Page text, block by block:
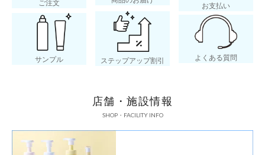
ご注文 お支払い
サンプル ステップアップ割引 よくある質問
店舗・施設情報
SHOP・FACILITY INFO